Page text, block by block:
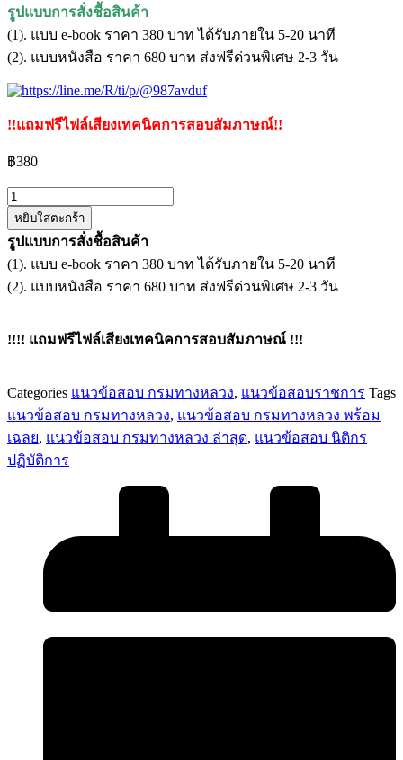
รูปแบบการสั่งชื้อสินค้า
(1). แบบ e-book ราคา 380 บาท ได้รับภายใน 5-20 นาที
(2). แบบหนังสือ ราคา 680 บาท ส่งฟรีด่วนพิเศษ 2-3 วัน
!!แถมฟรีไฟล์เสียงเทคนิคการสอบสัมภาษณ์!!
฿380
จำนวน
แนว
ข้อสอบ
นิติกร
ปฏิบัติ
กรม
หยิบใส่ตะกร้า
รูปแบบการสั่งชื้อสินค้า
(1). แบบ e-book ราคา 380 บาท ได้รับภายใน 5-20 นาที
(2). แบบหนังสือ ราคา 680 บาท ส่งฟรีด่วนพิเศษ 2-3 วัน
!!!! แถมฟรีไฟล์เสียงเทคนิคการสอบสัมภาษณ์ !!!
Categories แนวข้อสอบ กรมทางหลวง, แนวข้อสอบราชการ Tags
แนวข้อสอบ กรมทางหลวง, แนวข้อสอบ กรมทางหลวง พร้อม
เฉลย, แนวข้อสอบ กรมทางหลวง ล่าสุด, แนวข้อสอบ นิติกร
ปฏิบัติการ